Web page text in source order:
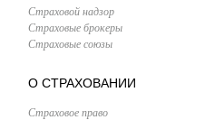
Страховой надзор
Страховые брокеры
Страховые союзы
О СТРАХОВАНИИ
Страховое право